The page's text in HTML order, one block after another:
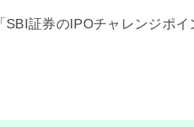
証券のIPOチャレンジポイ